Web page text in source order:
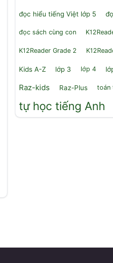
đọc hiểu tiếng Việt lớp 5
đọc sách cùng con
K12Reader Grade 2
Kids A-Z lớp 3 lớp 4
Raz-kids Raz-Plus toán
tự học tiếng Anh